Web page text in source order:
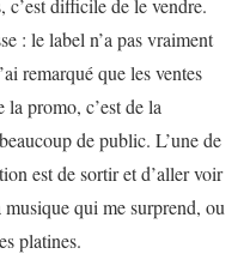
c’est difficile de le vendre.
: le label n’a pas vraiment
remarqué que les ventes
promo, c’est de la
de public. L’une de
est de sortir et d’aller voir
qui me surprend, ou
platines.